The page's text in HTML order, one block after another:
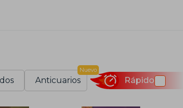
Anticuarios
Nuevo
Rápido